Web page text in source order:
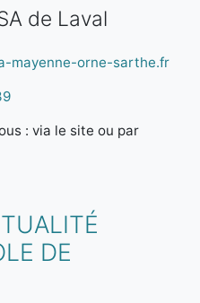
de Laval
mayenne-orne-sarthe.fr
: via le site ou par
DE